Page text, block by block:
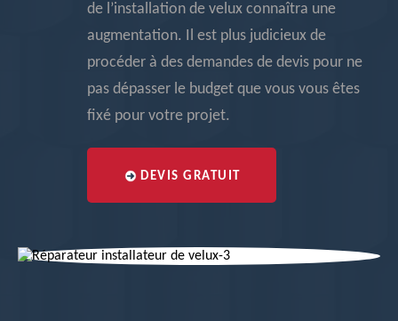
de l’installation de velux connaîtra une
augmentation. Il est plus judicieux de
procéder à des demandes de devis pour ne
pas dépasser le budget que vous vous êtes
fixé pour votre projet.
DEVIS GRATUIT